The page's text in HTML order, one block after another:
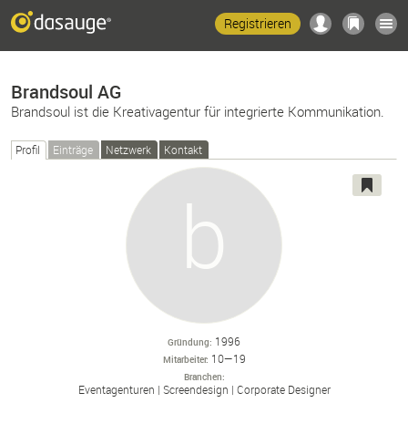
Registrieren
Brandsoul AG
Brandsoul ist die Kreativagentur für integrierte Kommunikation.
Profil Einträge Netzwerk Kontakt
Gründung 1996
Mitarbeiter 10—19
Branchen
Eventagenturen Screendesign Corporate Designer